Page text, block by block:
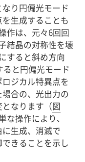
り円偏光モード
生成することも
作は、元々6回回
結晶の対称性を壊
すると斜め方向
と円偏光モード
ジカル特異点を
合の、光出力の
なります（図
操作により、
生成、消滅で
きることを示し